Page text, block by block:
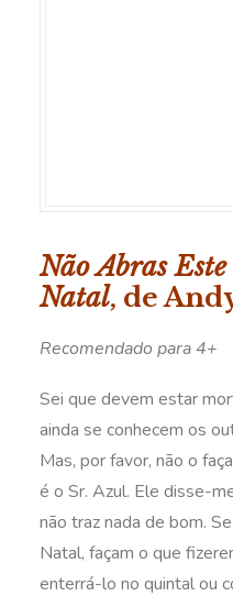
Não Abras
Natal, de
Recomendado para 4+
Sei que devem estar
ainda se conhecem os
Mas, por favor, não o
é o Sr. Azul. Ele disse-
não traz nada de bom.
Natal, façam o que
enterrá-lo no quintal ou